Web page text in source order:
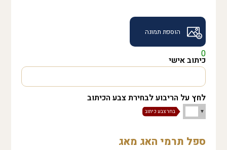
כיתוב אישי
0
לחץ על הריבוע לבחירת צבע הכיתוב
הוספת תמונה
ספל תרמי האג מאג